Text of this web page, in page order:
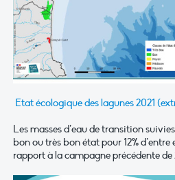
Etat écologique des lagunes 2021
Les masses d’eau de transition
bon ou très bon état pour 12%
rapport à la campagne précédente